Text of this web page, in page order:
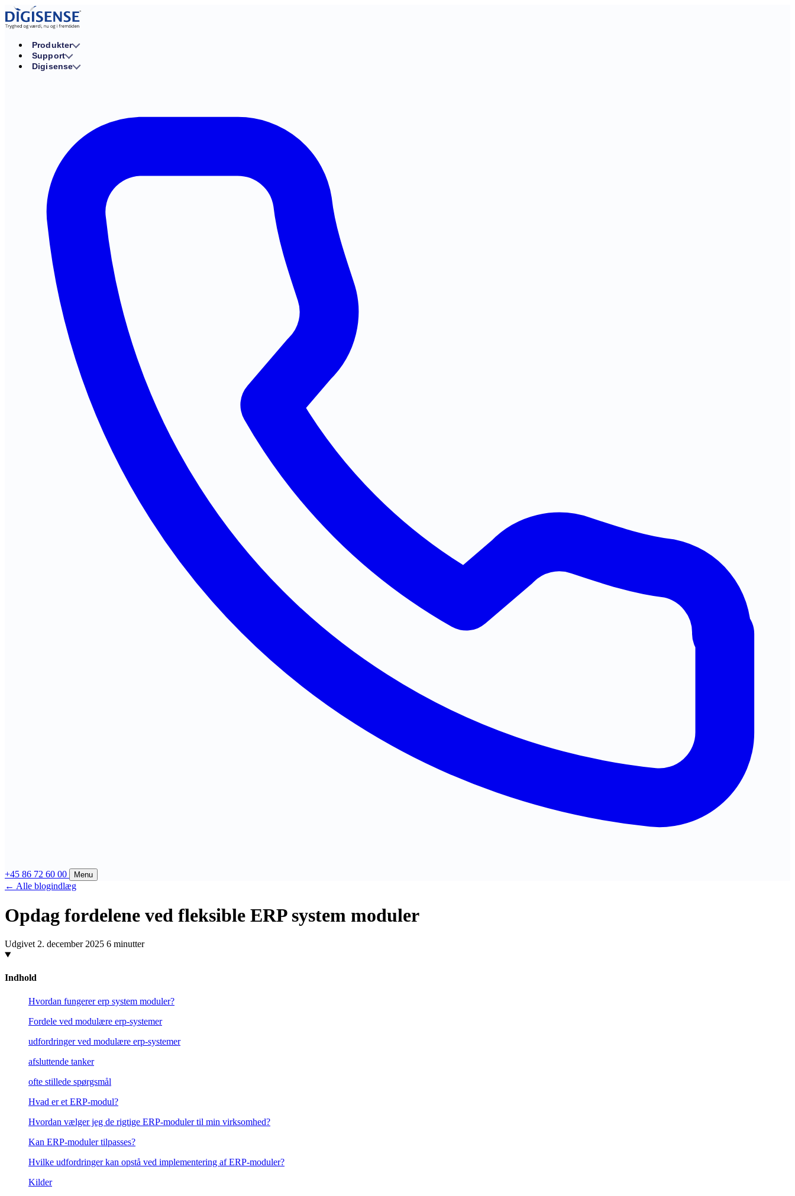
Produkter
Support
Digisense
+45 86 72 60 00 Menu
← Alle blogindlæg
Opdag fordelene ved fleksible ERP system moduler
Udgivet 2. december 2025 6 minutter
Indhold
Hvordan fungerer erp system moduler?
Fordele ved modulære erp-systemer
udfordringer ved modulære erp-systemer
afsluttende tanker
ofte stillede spørgsmål
Hvad er et ERP-modul?
Hvordan vælger jeg de rigtige ERP-moduler til min virksomhed?
Kan ERP-moduler tilpasses?
Hvilke udfordringer kan opstå ved implementering af ERP-moduler?
Kilder